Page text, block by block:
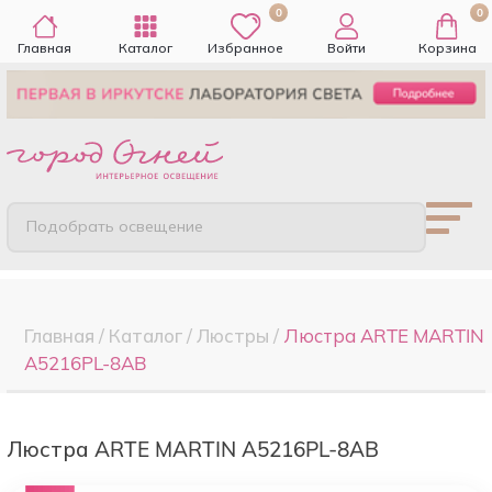
Главная Каталог
0
Избранное Войти
0
Корзина
Подобрать освещение
Главная / Каталог/ Люстры / Люстра ARTE MARTIN
A5216PL-8AB
Люстра ARTE MARTIN A5216PL-8AB